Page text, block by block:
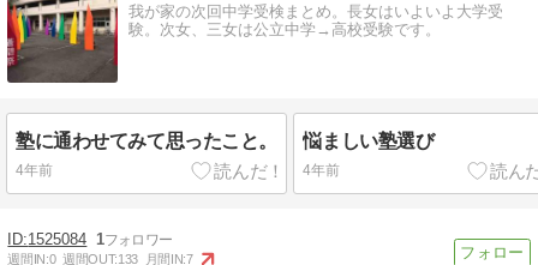
我が家の次回中学受検まとめ。長女はいよいよ大学受
験。次女、三女は公立中学→高校受験です。
塾に通わせてみて思ったこと。
4年前
悩ましい塾選び
4年前
1525084 1
週間IN:0 週間OUT:133 月間IN:7